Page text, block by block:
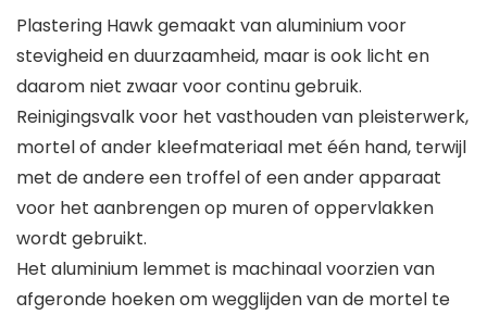
Plastering Hawk gemaakt van aluminium voor
stevigheid en duurzaamheid, maar is ook licht en
daarom niet zwaar voor continu gebruik.
Reinigingsvalk voor het vasthouden van pleisterwerk,
mortel of ander kleefmateriaal met één hand, terwijl
met de andere een troffel of een ander apparaat
voor het aanbrengen op muren of oppervlakken
wordt gebruikt.
Het aluminium lemmet is machinaal voorzien van
afgeronde hoeken om wegglijden van de mortel te